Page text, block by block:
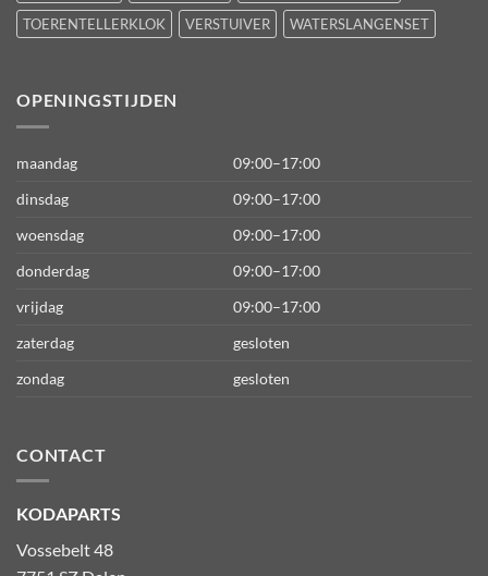
TOERENTELLERKLOK
VERSTUIVER WATERSLANGENSET
OPENINGSTIJDEN
maandag
09:00–17:00
dinsdag
09:00–17:00
woensdag
09:00–17:00
donderdag
09:00–17:00
vrijdag
09:00–17:00
zaterdag
gesloten
zondag
gesloten
CONTACT
KODAPARTS
Vossebelt 48